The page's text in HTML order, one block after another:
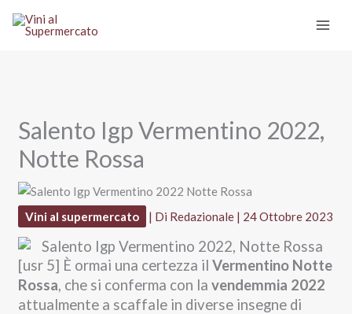
Salento Igp Vermentino 2022,
Notte Rossa
Vini al supermercato | Di Redazionale | 24 Ottobre 2023
[usr 5] È ormai una certezza ilVermentino Notte
Rossa, che si conferma con lavendemmia 2022
attualmente a scaffale in diverse insegne di